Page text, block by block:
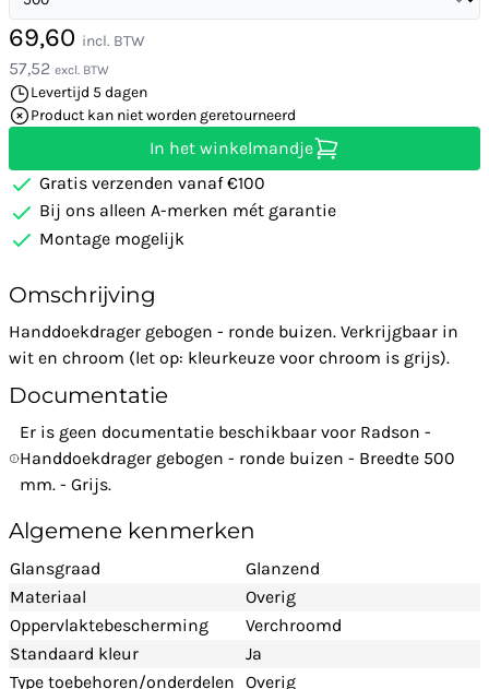
69,60 incl. BTW
57,52 excl. BTW
Levertijd 5 dagen
Product kan niet worden geretourneerd
In het winkelmandje
Gratis verzenden vanaf €100
Bij ons alleen A-merken mét garantie
Montage mogelijk
Omschrijving
Handdoekdrager gebogen - ronde buizen. Verkrijgbaar in
wit en chroom (let op: kleurkeuze voor chroom is grijs).
Documentatie
Er is geen documentatie beschikbaar voor Radson -
Handdoekdrager gebogen - ronde buizen - Breedte 500
mm. - Grijs.
Algemene kenmerken
Glansgraad
Glanzend
Materiaal
Overig
Oppervlaktebescherming
Verchroomd
Standaard kleur
Ja
Type toebehoren/onderdelen Overig